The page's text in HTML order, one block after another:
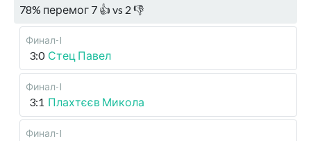
78% перемог 7 👍 vs 2 👎
Финал-I
3:0 Стец Павел
Финал-I
3:1 Плахтєєв Микола
Финал-I